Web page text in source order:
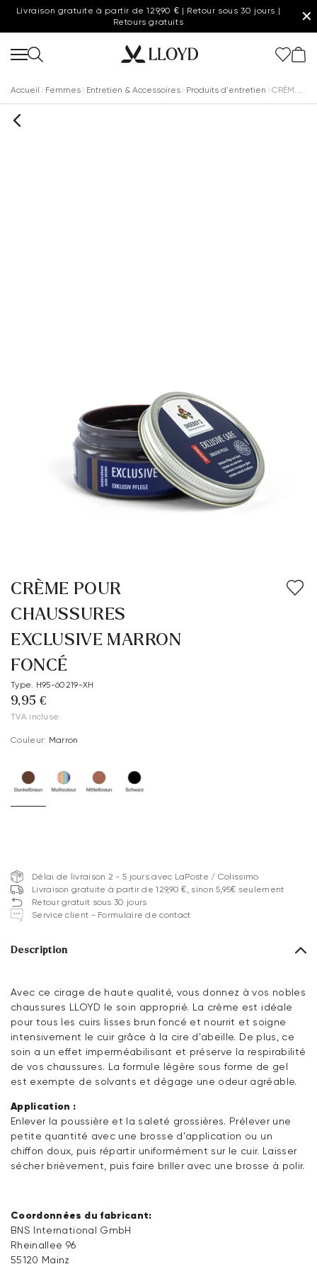
Livraison gratuite à partir de 129,90 € | Retour sous 30 jours |
Retours gratuits
✕
Accueil Femmes Entretien & Accessoires Produits d'entretien CRÈME POUR CHAUSSURES EXCLUSIVE MARRON FONCÉ
CRÈME POUR
CHAUSSURES
EXCLUSIVE MARRON
FONCÉ
Type. H95-60219-XH
9,95 €
TVA incluse.
Couleur: Marron
Délai de livraison 2 - 5 jours avec LaPoste / Colissimo
Livraison gratuite à partir de 129,90 €, sinon 5,95€ seulement
Retour gratuit sous 30 jours
Service client - Formulaire de contact
Description
Avec ce cirage de haute qualité, vous donnez à vos nobles
chaussures LLOYD le soin approprié. La crème est idéale
pour tous les cuirs lisses brun foncé et nourrit et soigne
intensivement le cuir grâce à la cire d'abeille. De plus, ce
soin a un effet imperméabilisant et préserve la respirabilité
de vos chaussures. La formule légère sous forme de gel
est exempte de solvants et dégage une odeur agréable.
Application :
Enlever la poussière et la saleté grossières. Prélever une
petite quantité avec une brosse d’application ou un
chiffon doux, puis répartir uniformément sur le cuir. Laisser
sécher brièvement, puis faire briller avec une brosse à polir.
Coordonnées du fabricant:
BNS International GmbH
Rheinallee 96
55120 Mainz